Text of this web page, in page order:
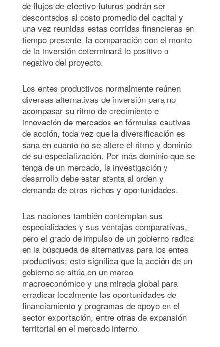
de flujos de efectivo futuros podrán ser
descontados al costo promedio del capital y
una vez reunidas estas corridas financieras en
tiempo presente, la comparación con el monto
de la inversión determinará lo positivo o
negativo del proyecto.
Los entes productivos normalmente reúnen
diversas alternativas de inversión para no
acompasar su ritmo de crecimiento e
innovación de mercados en fórmulas cautivas
de acción, toda vez que la diversificación es
sana en cuanto no se altere el ritmo y dominio
de su especialización. Por más dominio que se
tenga de un mercado, la investigación y
desarrollo debe estar atenta al orden y
demanda de otros nichos y oportunidades.
Las naciones también contemplan sus
especialidades y sus ventajas comparativas,
pero el grado de impulso de un gobierno radica
en la búsqueda de alternativas para los entes
productivos; esto significa que la acción de un
gobierno se sitúa en un marco
macroeconómico y una mirada global para
erradicar localmente las oportunidades de
financiamiento y programas de apoyo en el
sector exportación, entre otras de expansión
territorial en el mercado interno.